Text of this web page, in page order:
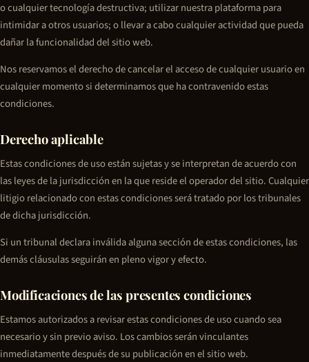
o cualquier tecnología destructiva; utilizar nuestra plataforma para
intimidar a otros usuarios; o llevar a cabo cualquier actividad que pueda
dañar la funcionalidad del sitio web.
Nos reservamos el derecho de cancelar el acceso de cualquier usuario en
cualquier momento si determinamos que ha contravenido estas
condiciones.
Derecho aplicable
Estas condiciones de uso están sujetas y se interpretan de acuerdo con
las leyes de la jurisdicción en la que reside el operador del sitio. Cualquier
litigio relacionado con estas condiciones será tratado por los tribunales
de dicha jurisdicción.
Si un tribunal declara inválida alguna sección de estas condiciones, las
demás cláusulas seguirán en pleno vigor y efecto.
Modificaciones de las presentes condiciones
Estamos autorizados a revisar estas condiciones de uso cuando sea
necesario y sin previo aviso. Los cambios serán vinculantes
inmediatamente después de su publicación en el sitio web.